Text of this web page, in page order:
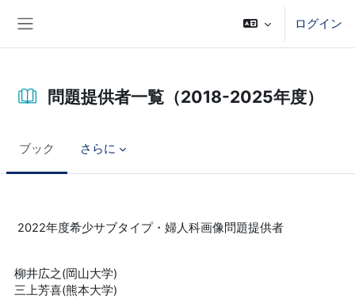
ログイン
問題提供者一覧（2018-2025年度）
ブック さらに
2022年度希少サブタイプ・婦人科画像問題提供者
柳井広之(岡山大学)
三上芳喜(熊本大学)